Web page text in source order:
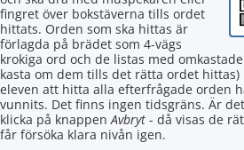
fingret över bokstäverna tills ordet
hittats. Orden som ska hittas är
förlagda på brädet som 4-vägs
krokiga ord och de listas med
kasta om dem tills det rätta ordet
eleven att hitta alla efterfrågade orden
vunnits. Det finns ingen tidsgräns. Är
klicka på knappenAvbryt - då visas de
får försöka klara nivån igen.